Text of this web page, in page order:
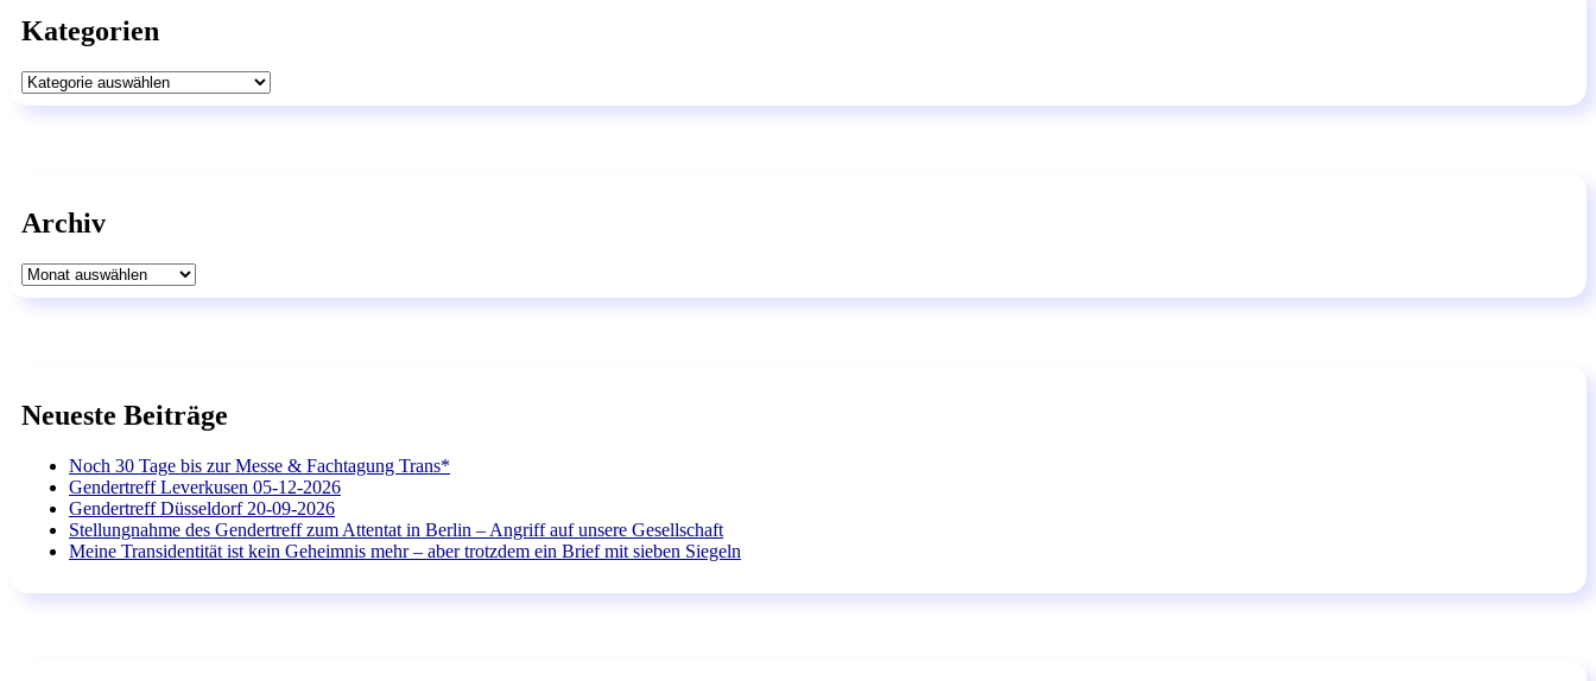
Kategorien
Kategorien
Archiv
Archiv
Neueste Beiträge
Noch 30 Tage bis zur Messe & Fachtagung Trans*
Gendertreff Leverkusen 05-12-2026
Gendertreff Düsseldorf 20-09-2026
Stellungnahme des Gendertreff zum Attentat in Berlin – Angriff auf unsere Gesellschaft
Meine Transidentität ist kein Geheimnis mehr – aber trotzdem ein Brief mit sieben Siegeln